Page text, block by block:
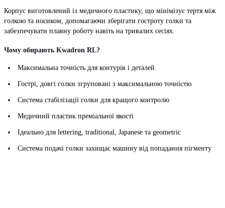
Корпус виготовлений із медичного пластику, що мінімізує тертя між
голкою та носиком, допомагаючи зберігати гостроту голки та
забезпечувати плавну роботу навіть на тривалих сесіях.
Чому обирають Kwadron RL?
Максимальна точність для контурів і деталей
Гострі, довгі голки згруповані з максимальною точністю
Система стабілізації голки для кращого контролю
Медичний пластик преміальної якості
Ідеально для lettering, traditional, Japanese та geometric
Система подачі голки захищає машину від попадання пігменту